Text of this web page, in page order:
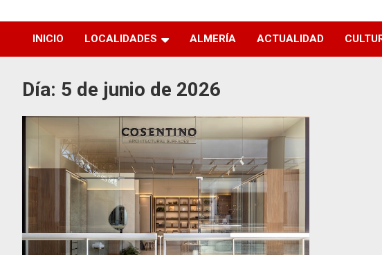
INICIO LOCALIDADES ALMERÍA ACTUALIDAD
Día: 5 de junio de 2026